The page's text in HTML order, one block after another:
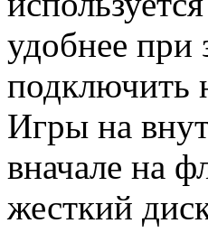
удобнее при
подключить
Игры на
вначале на
жесткий